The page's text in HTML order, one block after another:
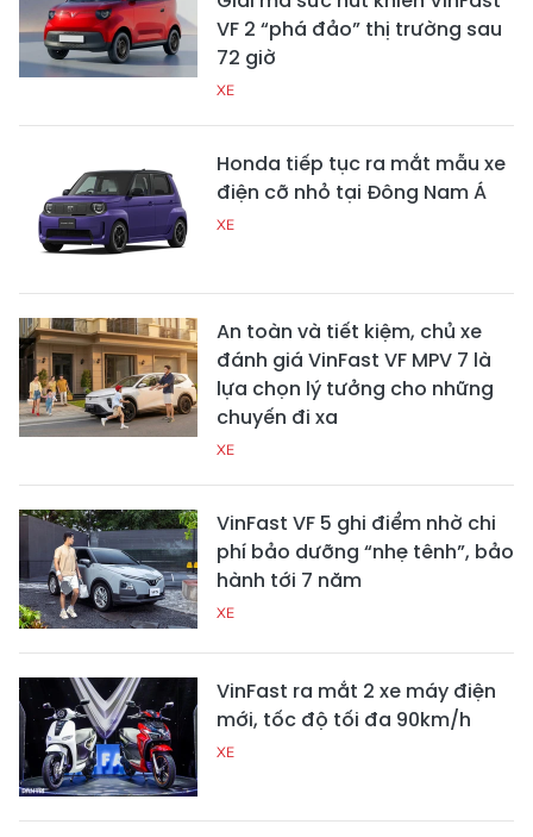
VF 2 “phá đảo” thị trường sau
72 giờ
XE
Honda tiếp tục ra mắt mẫu xe
điện cỡ nhỏ tại Đông Nam Á
XE
An toàn và tiết kiệm, chủ xe
đánh giá VinFast VF MPV 7 là
lựa chọn lý tưởng cho những
chuyến đi xa
XE
VinFast VF 5 ghi điểm nhờ chi
phí bảo dưỡng “nhẹ tênh”, bảo
hành tới 7 năm
XE
VinFast ra mắt 2 xe máy điện
mới, tốc độ tối đa 90km/h
XE